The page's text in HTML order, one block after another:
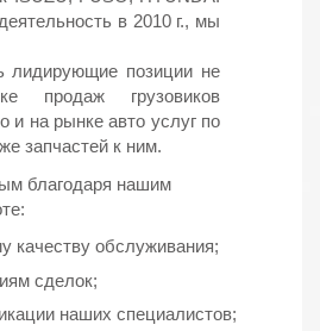
в 2010 г., мы
лидирующие позиции не
продаж грузовиков
и на рынке авто услуг по
запчастей к ним.
благодаря нашим
качеству обслуживания;
сделок;
наших специалистов;